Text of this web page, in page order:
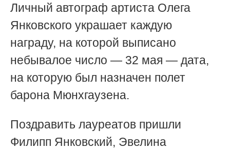
Личный автограф артиста Олега
Янковского украшает каждую
награду, на которой выписано
небывалое число — 32 мая — дата,
на которую был назначен полет
барона Мюнхгаузена.
Поздравить лауреатов пришли
Филипп Янковский, Эвелина